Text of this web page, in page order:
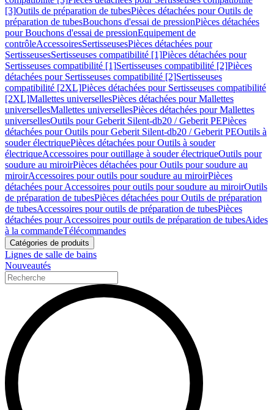
[3]Outils de préparation de tubesPièces détachées pour Outils de
préparation de tubesBouchons d'essai de pressionPièces détachées
pour Bouchons d'essai de pressionEquipement de
contrôleAccessoiresSertisseusesPièces détachées pour
SertisseusesSertisseuses compatibilité [1]Pièces détachées pour
Sertisseuses compatibilité [1]Sertisseuses compatibilité [2]Pièces
détachées pour Sertisseuses compatibilité [2]Sertisseuses
compatibilité [2XL]Pièces détachées pour Sertisseuses compatibilité
[2XL]Mallettes universellesPièces détachées pour Mallettes
universellesMallettes universellesPièces détachées pour Mallettes
universellesOutils pour Geberit Silent-db20 / Geberit PEPièces
détachées pour Outils pour Geberit Silent-db20 / Geberit PEOutils à
souder électriquePièces détachées pour Outils à souder
électriqueAccessoires pour outillage à souder électriqueOutils pour
soudure au miroirPièces détachées pour Outils pour soudure au
miroirAccessoires pour outils pour soudure au miroirPièces
détachées pour Accessoires pour outils pour soudure au miroirOutils
de préparation de tubesPièces détachées pour Outils de préparation
de tubesAccessoires pour outils de préparation de tubesPièces
détachées pour Accessoires pour outils de préparation de tubesAides
à la commandeTélécommandes
Catégories de produits
Lignes de salle de bains
Nouveautés